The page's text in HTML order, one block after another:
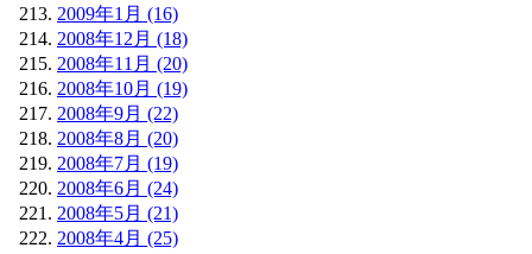
2009年1月 (16)
2008年12月 (18)
2008年11月 (20)
2008年10月 (19)
2008年9月 (22)
2008年8月 (20)
2008年7月 (19)
2008年6月 (24)
2008年5月 (21)
2008年4月 (25)